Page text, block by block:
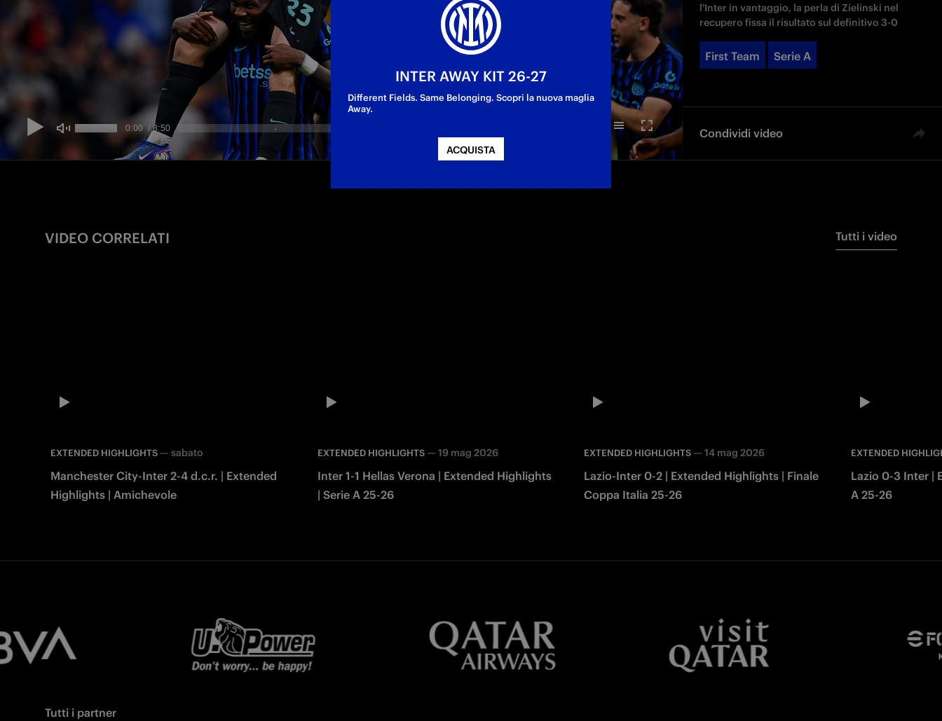
l'Inter in vantaggio, la perla di Zielinski nel
recupero fissa il risultato sul definitivo 3-0
First Team Serie A
Condividi video
Twitter
VIDEO CORRELATI Tutti i video
EXTENDED HIGHLIGHTS — sabato
Manchester City-Inter 2-4 d.c.r. | Extended
Highlights | Amichevole
EXTENDED HIGHLIGHTS— 19 mag 2026
Inter 1-1 Hellas Verona | Extended Highlights
| Serie A 25-26
EXTENDED HIGHLIGHTS —14 mag 2026
Lazio-Inter 0-2 | Extended Highlights | Finale
Coppa Italia 25-26
EXTENDED
Lazio 0-3 Inter |
A 25-26
Tutti i partner
INTER AWAY KIT 26-27
Different Fields. Same Belonging. Scopri la nuova maglia
Away.
ACQUISTA